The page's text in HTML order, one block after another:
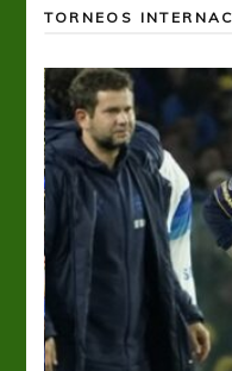
TORNEOS